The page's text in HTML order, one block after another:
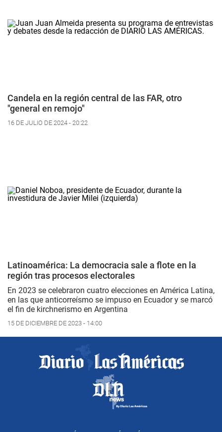
Candela en la región central de las FAR, otro
"general en remojo"
16 DE JULIO DE 2024 - 20:22
Latinoamérica: La democracia sale a flote en la
región tras procesos electorales
En 2023 se celebraron cuatro elecciones en América Latina,
en las que anticorreísmo se impuso en Ecuador y se marcó
el fin de kirchnerismo en Argentina
15 DE DICIEMBRE DE 2023 - 14:00